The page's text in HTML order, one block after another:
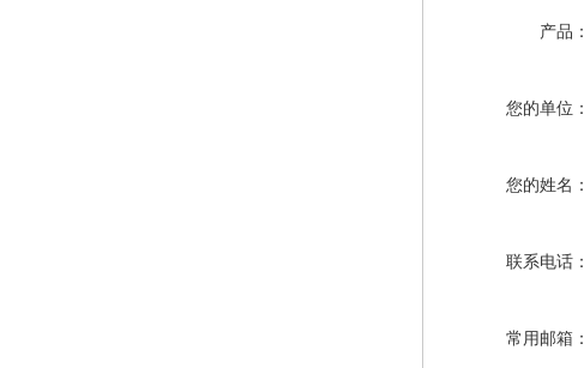
产品：
您的单位：
您的姓名：
联系电话：
常用邮箱：